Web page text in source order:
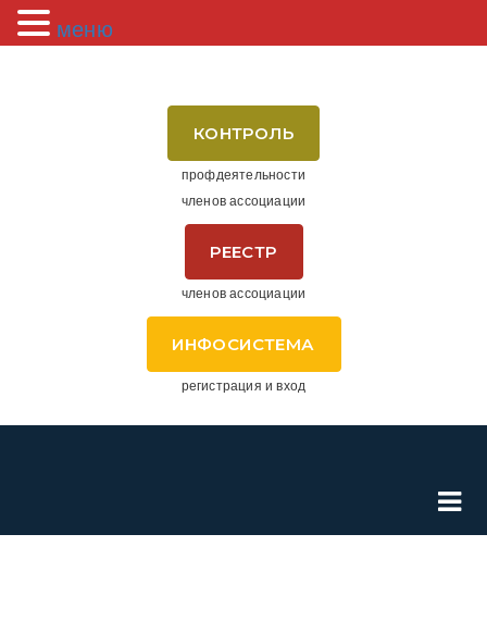
КОНТРОЛЬ
профдеятельности
членов ассоциации
РЕЕСТР
членов ассоциации
ИНФОСИСТЕМА
регистрация и вход
меню